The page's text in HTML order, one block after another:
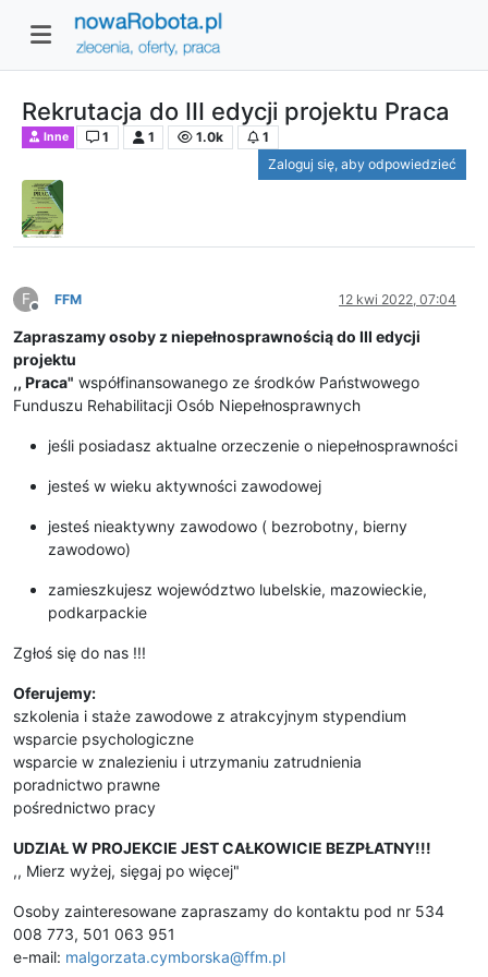
Rekrutacja do III edycji projektu Praca
Inne 1 1 1.0k
1
Zaloguj się, aby odpowiedzieć
F
Niedostępny
FFM 12 kwi 2022, 07:04
Zapraszamy osoby z niepełnosprawnością do III edycji
projektu
,, Praca" współfinansowanego ze środków Państwowego
Funduszu Rehabilitacji Osób Niepełnosprawnych
jeśli posiadasz aktualne orzeczenie o niepełnosprawności
jesteś w wieku aktywności zawodowej
jesteś nieaktywny zawodowo ( bezrobotny, bierny
zawodowo)
zamieszkujesz województwo lubelskie, mazowieckie,
podkarpackie
Zgłoś się do nas !!!
Oferujemy:
szkolenia i staże zawodowe z atrakcyjnym stypendium
wsparcie psychologiczne
wsparcie w znalezieniu i utrzymaniu zatrudnienia
poradnictwo prawne
pośrednictwo pracy
UDZIAŁ W PROJEKCIE JEST CAŁKOWICIE BEZPŁATNY!!!
,, Mierz wyżej, sięgaj po więcej"
Osoby zainteresowane zapraszamy do kontaktu pod nr 534
008 773, 501 063 951
e-mail: malgorzata.cymborska@ffm.pl